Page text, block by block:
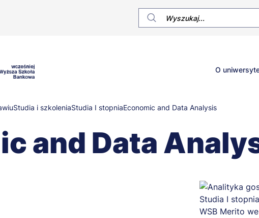
menu
O
Studia i szkoleniaStudia I stopniaEconomic and Data Analysis
and Data